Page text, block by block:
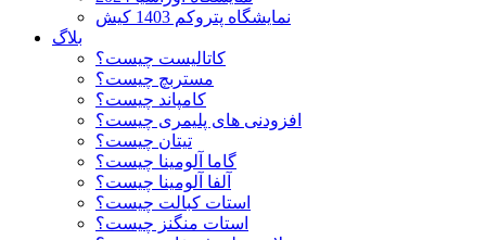
نمایشگاه پتروکم 1403 کیش
بلاگ
کاتالیست چیست؟
مستربچ چیست؟
کامپاند چیست؟
افزودنی های پلیمری چیست؟
تیتان چیست؟
گاما آلومینا چیست؟
آلفا آلومینا چیست؟
استات کبالت چیست؟
استات منگنز چیست؟